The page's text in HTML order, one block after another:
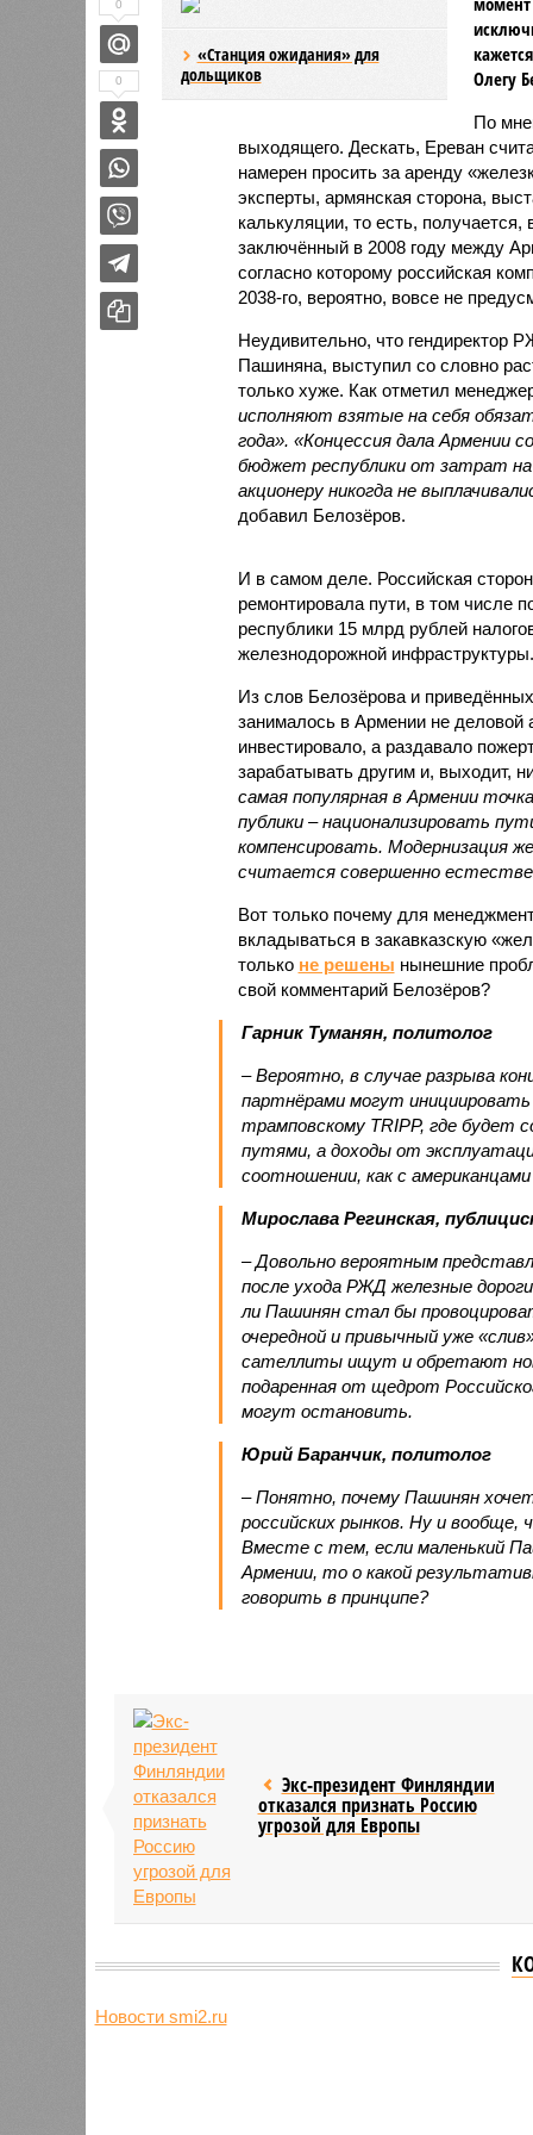
«Станция ожидания» для
дольщиков
Олегу
По
выходящего. Дескать, Ереван
намерен просить за аренду
эксперты, армянская сторона,
калькуляции, то есть,
заключённый в 2008 году между
согласно которому российская
2038-го, вероятно, вовсе не
Неудивительно, что гендиректор
Пашиняна, выступил со словно
только хуже. Как отметил
исполняют взятые на себя
года». «Концессия дала Армении
бюджет республики от затрат на
акционеру никогда не
добавил Белозёров.
И в самом деле. Российская
ремонтировала пути, в том числе
республики 15 млрд рублей
железнодорожной инфраструктуры.
Из слов Белозёрова и
занималось в Армении не деловой
инвестировало, а раздавало
зарабатывать другим и, выходит,
самая популярная в Армении
публики – национализировать
компенсировать. Модернизация
считается совершенно
Вот только почему для
вкладываться в закавказскую
только не решены нынешние
свой комментарий Белозёров?
Гарник Туманян, политолог
– Вероятно, в случае разрыва
партнёрами могут
трамповскому TRIPP, где будет
путями, а доходы от
соотношении, как с
Мирослава Регинская,
– Довольно вероятным
после ухода РЖД железные
ли Пашинян стал бы
очередной и привычный уже
сателлиты ищут и обретают
подаренная от щедрот
могут остановить.
Юрий Баранчик, политолог
– Понятно, почему Пашинян
российских рынков. Ну и вообще,
Вместе с тем, если маленький
Армении, то о какой
говорить в принципе?
0
0
Экс-президент Финляндии
отказался признать Россию
угрозой для Европы
Новости smi2.ru